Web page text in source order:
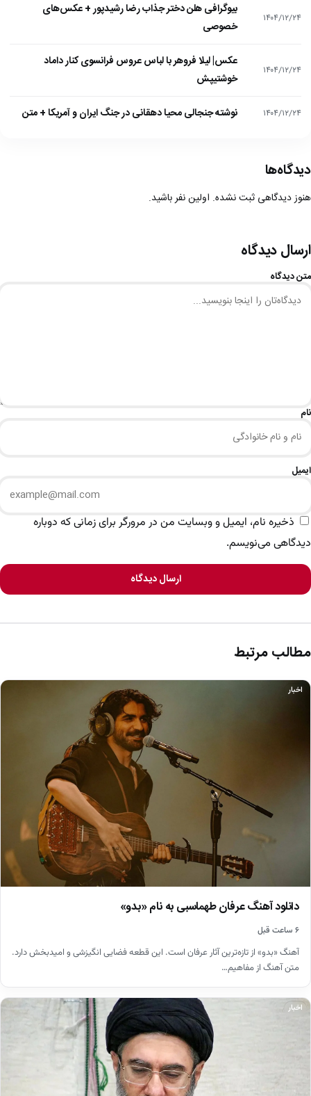
۱۴۰۴/۱۲/۲۴
بیوگرافی هلن دختر جذاب رضا رشیدپور + عکس‌های
خصوصی
۱۴۰۴/۱۲/۲۴
عکس| لیلا فروهر با لباس عروس فرانسوی کنار داماد
خوشتیپش
۱۴۰۴/۱۲/۲۴ نوشته جنجالی محیا دهقانی در جنگ ایران و آمریکا + متن
دیدگاه‌ها
هنوز دیدگاهی ثبت نشده. اولین نفر باشید.
ارسال دیدگاه
متن دیدگاه
نام
ایمیل
ذخیره نام، ایمیل و وبسایت من در مرورگر برای زمانی که دوباره
دیدگاهی می‌نویسم.
ارسال دیدگاه
مطالب مرتبط
اخبار
دانلود آهنگ عرفان طهماسبی به نام «بدو»
۶ ساعت قبل
آهنگ «بدو» از تازه‌ترین آثار عرفان است. این قطعه فضایی انگیزشی و امیدبخش دارد.
متن آهنگ از مفاهیم…
اخبار